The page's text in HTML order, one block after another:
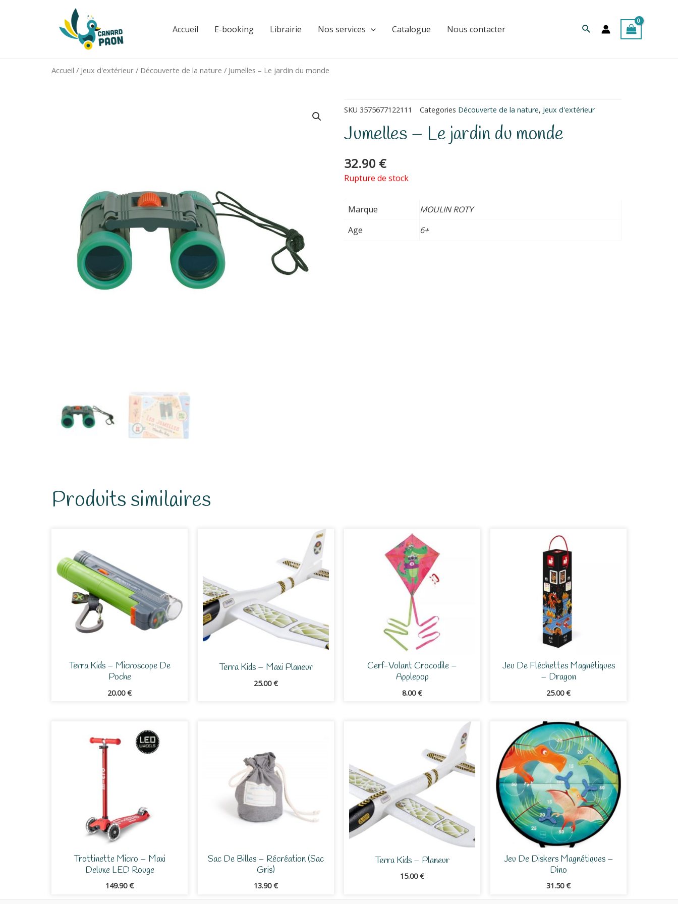
Accueil E-booking Librairie Nos services Catalogue Nous contacter Rechercher
Accueil / Jeux d'extérieur / Découverte de la nature / Jumelles – Le jardin du monde
SKU 3575677122111 Categories Découverte de la nature, Jeux d'extérieur
Jumelles – Le jardin du monde
32.90 €
Rupture de stock
Marque
MOULIN ROTY
Age
6+
Produits similaires
Terra Kids – Microscope De
Poche
20.00€
Terra Kids – Maxi Planeur
25.00€
Cerf-Volant Crocodile –
Applepop
8.00€
Jeu De Fléchettes Magnétiques
– Dragon
25.00€
Trottinette Micro – Maxi
Deluxe LED Rouge
149.90€
Sac De Billes – Récréation (sac
Gris)
13.90€
Terra Kids – Planeur
15.00€
Jeu De Diskers Magnétiques –
Dino
31.50€